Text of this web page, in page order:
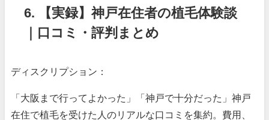
6. 【実録】神戸在住者の植毛体験談
｜口コミ・評判まとめ
ディスクリプション：
「大阪まで行ってよかった」「神戸で十分だった」神戸
在住で植毛を受けた人のリアルな口コミを集約。費用、